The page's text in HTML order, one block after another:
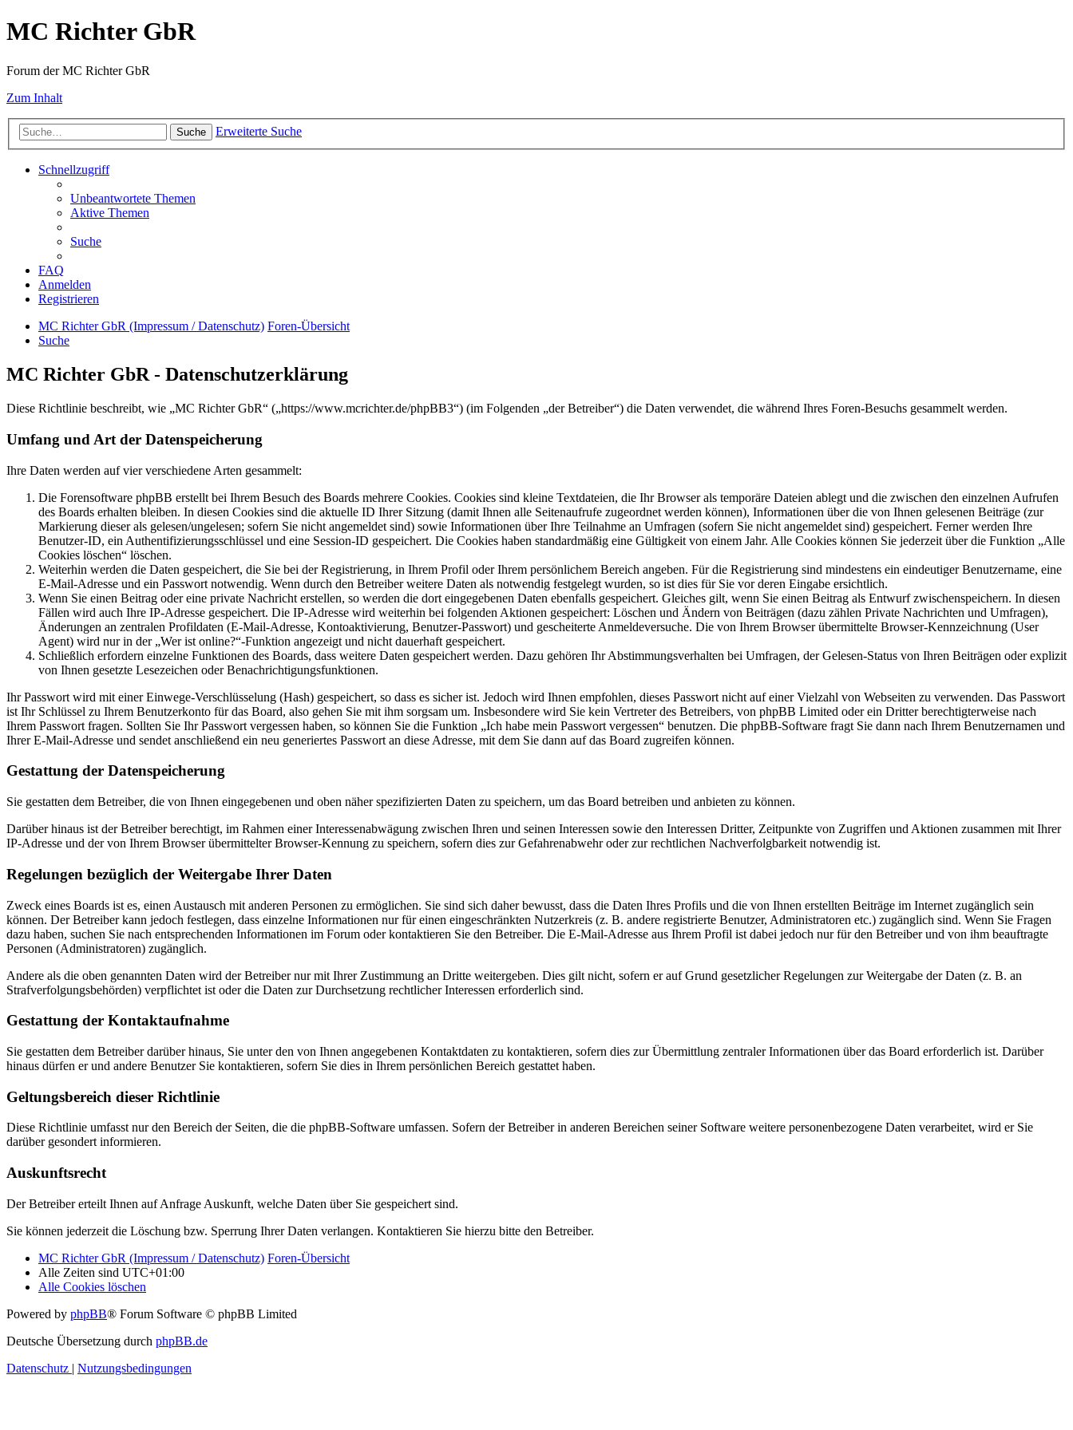
MC Richter GbR
Forum der MC Richter GbR
Zum Inhalt
Suche Erweiterte Suche
Schnellzugriff
Unbeantwortete Themen
Aktive Themen
Suche
FAQ
Anmelden
Registrieren
MC Richter GbR (Impressum / Datenschutz) Foren-Übersicht
Suche
MC Richter GbR - Datenschutzerklärung
Diese Richtlinie beschreibt, wie „MC Richter GbR“ („https://www.mcrichter.de/phpBB3“) (im Folgenden „der Betreiber“) die Daten verwendet, die während Ihres Foren-Besuchs gesammelt werden.
Umfang und Art der Datenspeicherung
Ihre Daten werden auf vier verschiedene Arten gesammelt:
Die Forensoftware phpBB erstellt bei Ihrem Besuch des Boards mehrere Cookies. Cookies sind kleine Textdateien, die Ihr Browser als temporäre Dateien ablegt und die zwischen den einzelnen Aufrufen
des Boards erhalten bleiben. In diesen Cookies sind die aktuelle ID Ihrer Sitzung (damit Ihnen alle Seitenaufrufe zugeordnet werden können), Informationen über die von Ihnen gelesenen Beiträge (zur
Markierung dieser als gelesen/ungelesen; sofern Sie nicht angemeldet sind) sowie Informationen über Ihre Teilnahme an Umfragen (sofern Sie nicht angemeldet sind) gespeichert. Ferner werden Ihre
Benutzer-ID, ein Authentifizierungsschlüssel und eine Session-ID gespeichert. Die Cookies haben standardmäßig eine Gültigkeit von einem Jahr. Alle Cookies können Sie jederzeit über die Funktion „Alle
Cookies löschen“ löschen.
Weiterhin werden die Daten gespeichert, die Sie bei der Registrierung, in Ihrem Profil oder Ihrem persönlichem Bereich angeben. Für die Registrierung sind mindestens ein eindeutiger Benutzername, eine
E-Mail-Adresse und ein Passwort notwendig. Wenn durch den Betreiber weitere Daten als notwendig festgelegt wurden, so ist dies für Sie vor deren Eingabe ersichtlich.
Wenn Sie einen Beitrag oder eine private Nachricht erstellen, so werden die dort eingegebenen Daten ebenfalls gespeichert. Gleiches gilt, wenn Sie einen Beitrag als Entwurf zwischenspeichern. In diesen
Fällen wird auch Ihre IP-Adresse gespeichert. Die IP-Adresse wird weiterhin bei folgenden Aktionen gespeichert: Löschen und Ändern von Beiträgen (dazu zählen Private Nachrichten und Umfragen),
Änderungen an zentralen Profildaten (E-Mail-Adresse, Kontoaktivierung, Benutzer-Passwort) und gescheiterte Anmeldeversuche. Die von Ihrem Browser übermittelte Browser-Kennzeichnung (User
Agent) wird nur in der „Wer ist online?“-Funktion angezeigt und nicht dauerhaft gespeichert.
Schließlich erfordern einzelne Funktionen des Boards, dass weitere Daten gespeichert werden. Dazu gehören Ihr Abstimmungsverhalten bei Umfragen, der Gelesen-Status von Ihren Beiträgen oder explizit
von Ihnen gesetzte Lesezeichen oder Benachrichtigungsfunktionen.
Ihr Passwort wird mit einer Einwege-Verschlüsselung (Hash) gespeichert, so dass es sicher ist. Jedoch wird Ihnen empfohlen, dieses Passwort nicht auf einer Vielzahl von Webseiten zu verwenden. Das Passwort
ist Ihr Schlüssel zu Ihrem Benutzerkonto für das Board, also gehen Sie mit ihm sorgsam um. Insbesondere wird Sie kein Vertreter des Betreibers, von phpBB Limited oder ein Dritter berechtigterweise nach
Ihrem Passwort fragen. Sollten Sie Ihr Passwort vergessen haben, so können Sie die Funktion „Ich habe mein Passwort vergessen“ benutzen. Die phpBB-Software fragt Sie dann nach Ihrem Benutzernamen und
Ihrer E-Mail-Adresse und sendet anschließend ein neu generiertes Passwort an diese Adresse, mit dem Sie dann auf das Board zugreifen können.
Gestattung der Datenspeicherung
Sie gestatten dem Betreiber, die von Ihnen eingegebenen und oben näher spezifizierten Daten zu speichern, um das Board betreiben und anbieten zu können.
Darüber hinaus ist der Betreiber berechtigt, im Rahmen einer Interessenabwägung zwischen Ihren und seinen Interessen sowie den Interessen Dritter, Zeitpunkte von Zugriffen und Aktionen zusammen mit Ihrer
IP-Adresse und der von Ihrem Browser übermittelter Browser-Kennung zu speichern, sofern dies zur Gefahrenabwehr oder zur rechtlichen Nachverfolgbarkeit notwendig ist.
Regelungen bezüglich der Weitergabe Ihrer Daten
Zweck eines Boards ist es, einen Austausch mit anderen Personen zu ermöglichen. Sie sind sich daher bewusst, dass die Daten Ihres Profils und die von Ihnen erstellten Beiträge im Internet zugänglich sein
können. Der Betreiber kann jedoch festlegen, dass einzelne Informationen nur für einen eingeschränkten Nutzerkreis (z. B. andere registrierte Benutzer, Administratoren etc.) zugänglich sind. Wenn Sie Fragen
dazu haben, suchen Sie nach entsprechenden Informationen im Forum oder kontaktieren Sie den Betreiber. Die E-Mail-Adresse aus Ihrem Profil ist dabei jedoch nur für den Betreiber und von ihm beauftragte
Personen (Administratoren) zugänglich.
Andere als die oben genannten Daten wird der Betreiber nur mit Ihrer Zustimmung an Dritte weitergeben. Dies gilt nicht, sofern er auf Grund gesetzlicher Regelungen zur Weitergabe der Daten (z. B. an
Strafverfolgungsbehörden) verpflichtet ist oder die Daten zur Durchsetzung rechtlicher Interessen erforderlich sind.
Gestattung der Kontaktaufnahme
Sie gestatten dem Betreiber darüber hinaus, Sie unter den von Ihnen angegebenen Kontaktdaten zu kontaktieren, sofern dies zur Übermittlung zentraler Informationen über das Board erforderlich ist. Darüber
hinaus dürfen er und andere Benutzer Sie kontaktieren, sofern Sie dies in Ihrem persönlichen Bereich gestattet haben.
Geltungsbereich dieser Richtlinie
Diese Richtlinie umfasst nur den Bereich der Seiten, die die phpBB-Software umfassen. Sofern der Betreiber in anderen Bereichen seiner Software weitere personenbezogene Daten verarbeitet, wird er Sie
darüber gesondert informieren.
Auskunftsrecht
Der Betreiber erteilt Ihnen auf Anfrage Auskunft, welche Daten über Sie gespeichert sind.
Sie können jederzeit die Löschung bzw. Sperrung Ihrer Daten verlangen. Kontaktieren Sie hierzu bitte den Betreiber.
MC Richter GbR (Impressum / Datenschutz) Foren-Übersicht
Alle Zeiten sind UTC+01:00
Alle Cookies löschen
Powered by phpBB® Forum Software © phpBB Limited
Deutsche Übersetzung durch phpBB.de
Datenschutz | Nutzungsbedingungen